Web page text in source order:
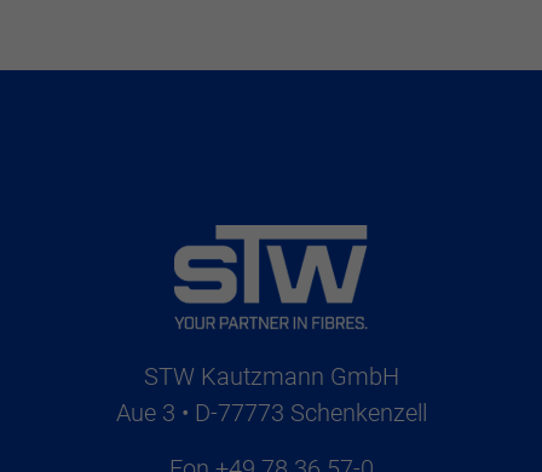
STW Kautzmann GmbH
Aue 3 • D-77773 Schenkenzell